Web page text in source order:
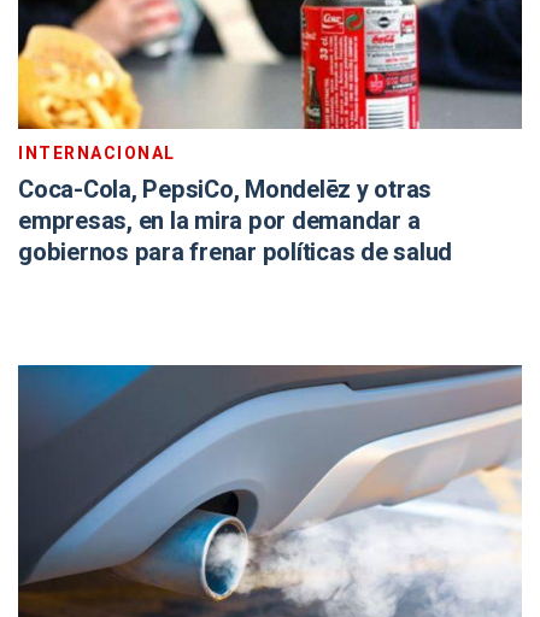
INTERNACIONAL
Coca-Cola, PepsiCo, Mondelēz y otras
empresas, en la mira por demandar a
gobiernos para frenar políticas de salud